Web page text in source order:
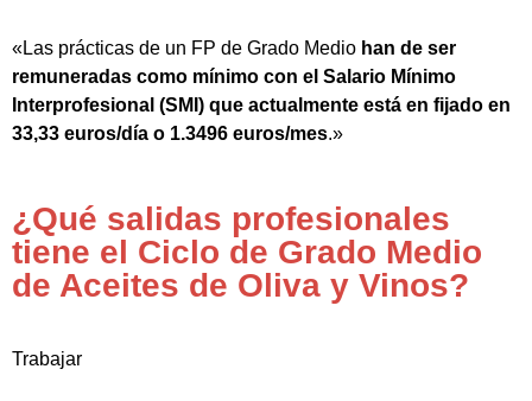
«Las prácticas de un FP de Grado Medio han de ser
remuneradas como mínimo con el Salario Mínimo
Interprofesional (SMI) que actualmente está en fijado en
33,33 euros/día o 1.3496 euros/mes.»
¿Qué salidas profesionales
tiene el Ciclo de Grado Medio
de Aceites de Oliva y Vinos?
Trabajar